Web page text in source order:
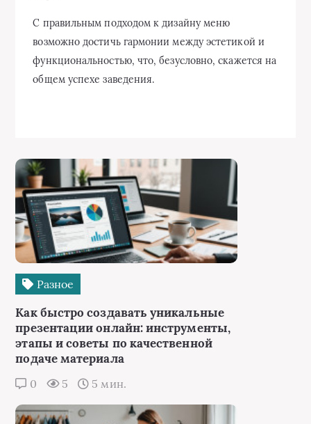
С правильным подходом к дизайну меню
возможно достичь гармонии между эстетикой и
функциональностью, что, безусловно, скажется на
общем успехе заведения.
Разное
Как быстро создавать уникальные
презентации онлайн: инструменты,
этапы и советы по качественной
подаче материала
0 5 5 мин.